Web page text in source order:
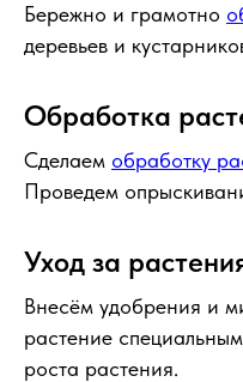
Бережно и грамотно
деревьев и
Обработка
Сделаем обработку
Проведем
Уход за
Внесём удобрения и
растение
роста растения.